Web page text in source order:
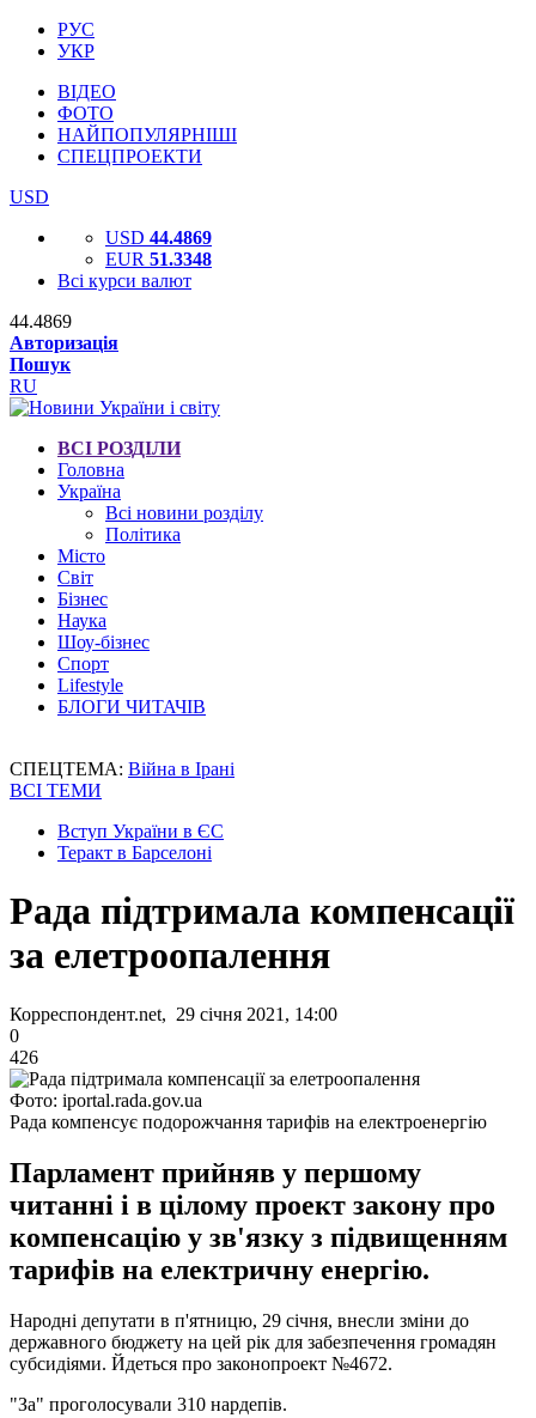
РУС
УКР
ВІДЕО
ФОТО
НАЙПОПУЛЯРНІШІ
СПЕЦПРОЕКТИ
USD
USD 44.4869
EUR 51.3348
Всі курси валют
44.4869
Авторизація
Пошук
RU
ВСІ РОЗДІЛИ
Головна
Україна
Всі новини розділу
Політика
Місто
Світ
Бізнес
Наука
Шоу-бізнес
Спорт
Lifestyle
БЛОГИ ЧИТАЧІВ
СПЕЦТЕМА: Війна в Ірані
ВСІ ТЕМИ
Вступ України в ЄС
Теракт в Барселоні
Рада підтримала компенсації
за елетроопалення
Корреспондент.net, 29 січня 2021, 14:00
0
426
Фото: iportal.rada.gov.ua
Рада компенсує подорожчання тарифів на електроенергію
Парламент прийняв у першому
читанні і в цілому проект закону про
компенсацію у зв'язку з підвищенням
тарифів на електричну енергію.
Народні депутати в п'ятницю, 29 січня, внесли зміни до
державного бюджету на цей рік для забезпечення громадян
субсидіями. Йдеться про законопроект №4672.
"За" проголосували 310 нардепів.